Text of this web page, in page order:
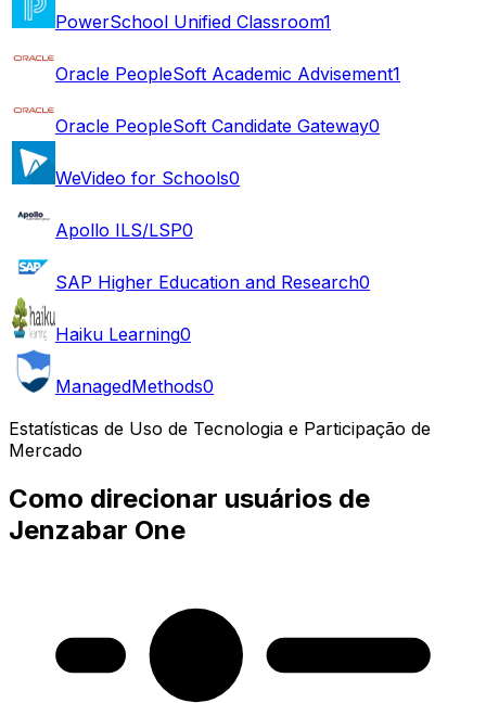
PowerSchool Unified Classroom1
Oracle PeopleSoft Academic Advisement1
Oracle PeopleSoft Candidate Gateway0
WeVideo for Schools0
Apollo ILS/LSP0
SAP Higher Education and Research0
Haiku Learning0
ManagedMethods0
Estatísticas de Uso de Tecnologia e Participação de
Mercado
Como direcionar usuários de
Jenzabar One